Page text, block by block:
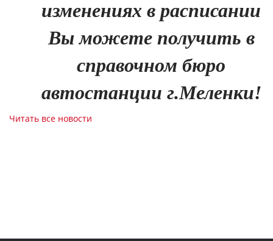
изменениях в расписании
Вы можете получить в
справочном бюро
автостанции г.Меленки!
Читать все новости